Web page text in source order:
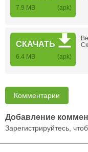
7.9 MB (apk)
СКАЧАТЬ
6.4 MB (apk)
Комментарии
Добавление
Зарегистрируйтесь,